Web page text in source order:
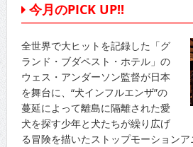
今月のPICK UP!!
全世界で大ヒットを記録した「グ
ランド・ブダペスト・ホテル」の
ウェス・アンダーソン監督が日本
を舞台に、“犬インフルエンザ”の
蔓延によって離島に隔離された愛
犬を探す少年と犬たちが繰り広げ
る冒険を描いたストップモーション